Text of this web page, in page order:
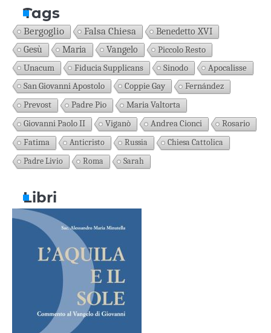
Tags
Bergoglio Falsa Chiesa Benedetto XVI
Gesù Maria Vangelo
Piccolo Resto
Unacum
Fiducia Supplicans Sinodo
Apocalisse
San Giovanni Apostolo
Coppie Gay
Fernández
Prevost
Padre Pio
Maria Valtorta
Giovanni Paolo II
Viganò Andrea Cionci
Rosario
Fatima
Anticristo Russia
Chiesa Cattolica
Padre Livio
Roma Sarah
Libri